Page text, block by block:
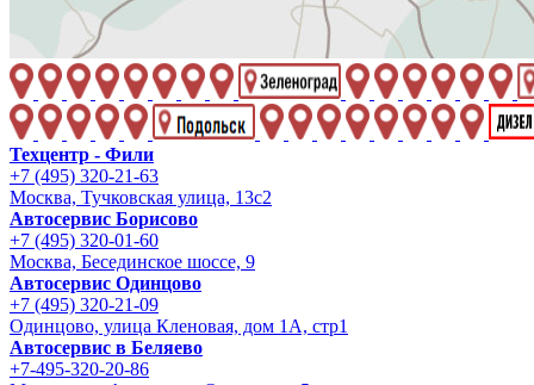
Техцентр - Фили
+7 (495) 320-21-63
Москва, Тучковская улица, 13с2
Автосервис Борисово
+7 (495) 320-01-60
Москва, Бесединское шоссе, 9
Автосервис Одинцово
+7 (495) 320-21-09
Одинцово, улица Кленовая, дом 1А, стр1
Автосервис в Беляево
+7-495-320-20-86